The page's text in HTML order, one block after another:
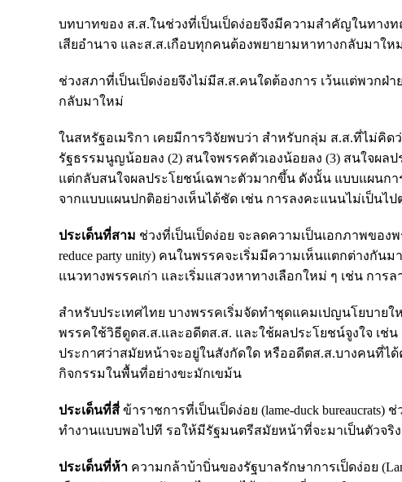
บทบาทของ ส.ส.ในช่วงที่เป็นเป็ดง่อยจึงมีความสำคัญในทาง
เสียอำนาจ และส.ส.เกือบทุกคนต้องพยายามหาทางกลับมาใ
ช่วงสภาที่เป็นเป็ดง่อยจึงไม่มีส.ส.คนใดต้องการ เว้นแต่พวก
กลับมาใหม่
ในสหรัฐอเมริกา เคยมีการวิจัยพบว่า สำหรับกลุ่ม ส.ส.ที่ไม่คิ
รัฐธรรมนูญน้อยลง (2) สนใจพรรคตัวเองน้อยลง (3) สนใจผล
แต่กลับสนใจผลประโยชน์เฉพาะตัวมากขึ้น ดังนั้น แบบแผนกา
จากแบบแผนปกติอย่างเห็นได้ชัด เช่น การลงคะแนนไม่เป็น
ประเด็นที่สาม ช่วงที่เป็นเป็ดง่อย จะลดความเป็นเอกภาพของพ
reduce party unity) คนในพรรคจะเริ่มมีความเห็นแตกต่าง
แนวทางพรรคเก่า และเริ่มแสวงหาทางเลือกใหม่ ๆ เช่น การ
สำหรับประเทศไทย บางพรรคเริ่มจัดทำชุดแคมเปญนโยบาย
พรรคใช้วิธีดูดส.ส.และอดีตส.ส. และใช้ผลประโยชน์จูงใจ เ
ประกาศว่าสมัยหน้าจะอยู่ในสังกัดใด หรืออดีตส.ส.บางคนที่ไ
กิจกรรมในพื้นที่อย่างขะมักเขม้น
ประเด็นที่สี่ ข้าราชการที่เป็นเป็ดง่อย (lame-duck
ทำงานแบบพอไปที รอให้มีรัฐมนตรีสมัยหน้าที่จะมาเป็นตัวจริ
ประเด็นที่ห้า ความกล้าบ้าบิ่นของรัฐบาลรักษาการเป็ดง่อย